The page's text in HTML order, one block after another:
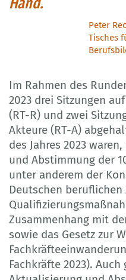
Peter
Tisches
Im Rahmen des
2023 drei Sitzungen
(RT-R) und zwei
Akteure (RT-A)
des Jahres 2023
und Abstimmung der
unter anderem der
Deutschen beruflichen
Zusammenhang mit
sowie das Gesetz zur
Fachkräfte 2023).